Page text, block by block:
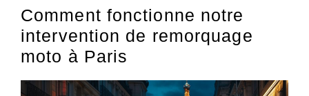
Comment fonctionne notre
intervention de remorquage
moto à Paris